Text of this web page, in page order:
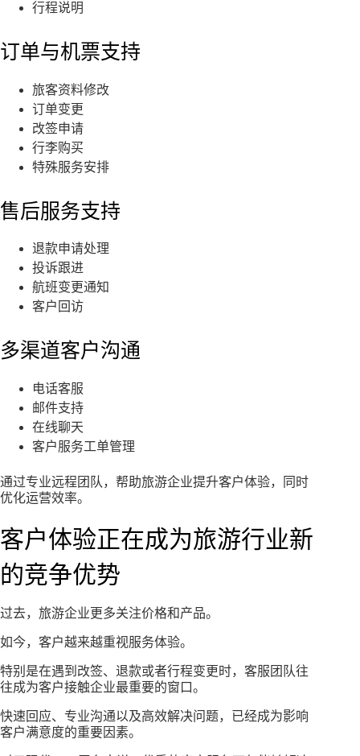
行程说明
订单与机票支持
旅客资料修改
订单变更
改签申请
行李购买
特殊服务安排
售后服务支持
退款申请处理
投诉跟进
航班变更通知
客户回访
多渠道客户沟通
电话客服
邮件支持
在线聊天
客户服务工单管理
通过专业远程团队，帮助旅游企业提升客户体验，同时
优化运营效率。
客户体验正在成为旅游行业新
的竞争优势
过去，旅游企业更多关注价格和产品。
如今，客户越来越重视服务体验。
特别是在遇到改签、退款或者行程变更时，客服团队往
往成为客户接触企业最重要的窗口。
快速回应、专业沟通以及高效解决问题，已经成为影响
客户满意度的重要因素。